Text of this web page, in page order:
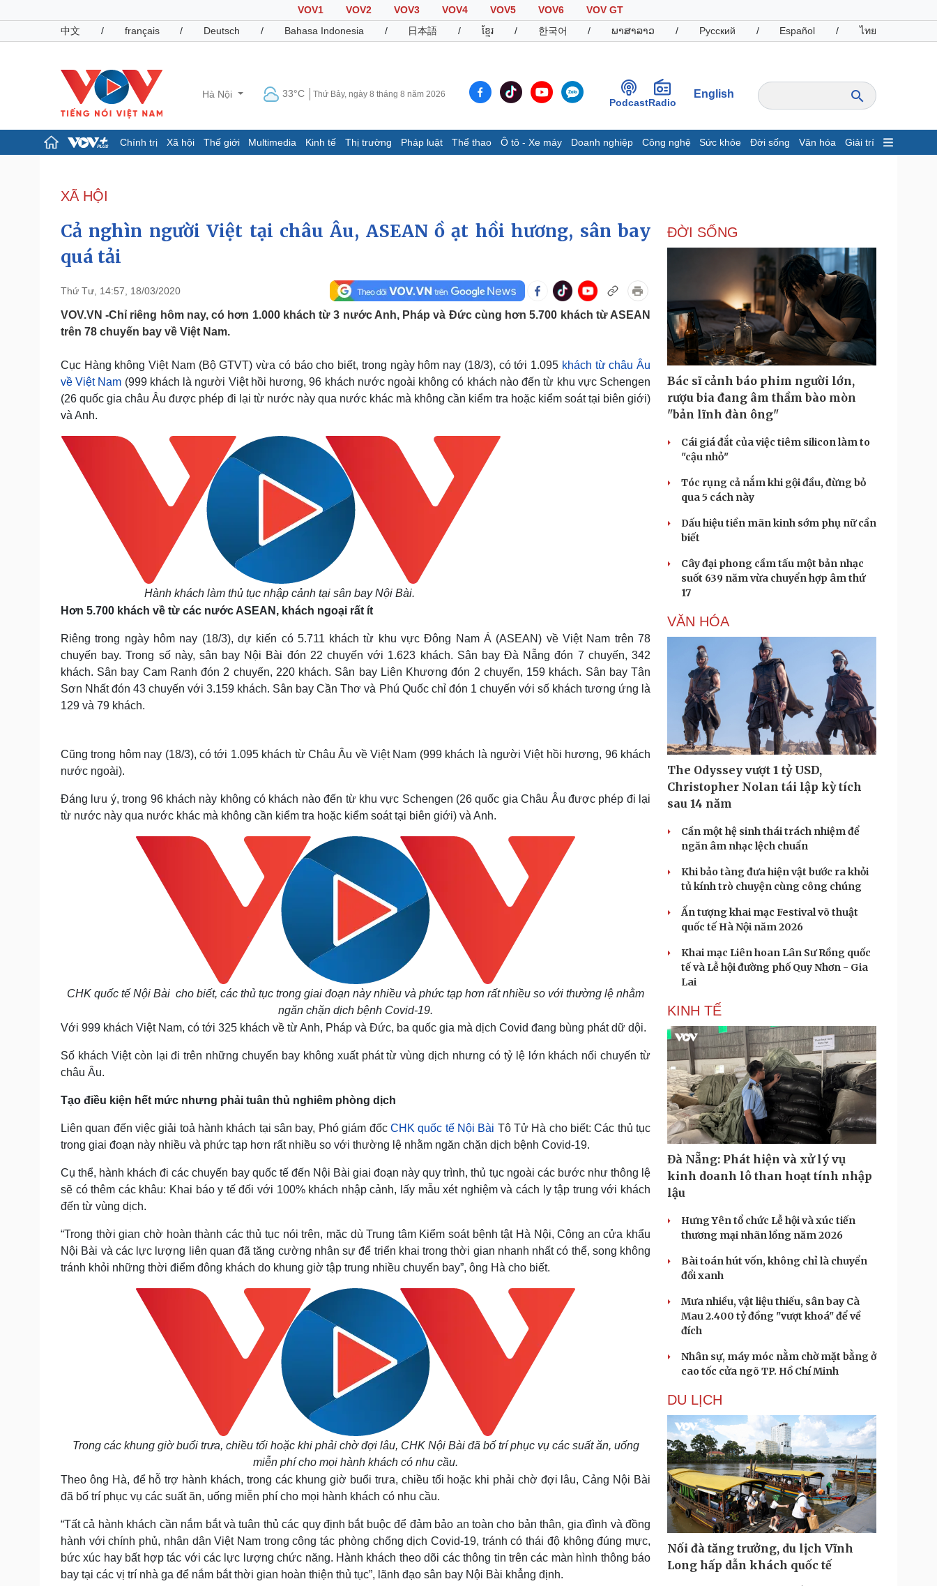
VOV1 VOV2 VOV3 VOV4 VOV5 VOV6
VOV GT
中文
/ français / Deutsch / Bahasa Indonesia / 日本語 / ខ្មែរ / 한국어 / ພາສາລາວ / Русский / Español / ไทย
Hà Nội 33°C Thứ Bảy, ngày 8 tháng 8 năm 2026
PodcastRadio
English
Chính trị Xã hội Thế giới Multimedia Kinh tế Thị trường Pháp luật Thể thao Ô tô - Xe máy Doanh nghiệp Công nghệ Sức khỏe Đời sống Văn hóa Giải trí
Đảng
Tổ chức nhân sự
Quốc hội
Nhận diện sự thật
Dấu ấn VOV
E-Magazine
Infographic
Giá cà phê
Pháp luật
Tin nóng
Tư vấn luật
Việt Nam
Phân tích
Thể thao
Lịch thi đấu bóng đá
Hậu trường
Ô tô - Xe máy
Xe máy
Doanh nghiệp
Thông tin doanh nghiệp
Doanh nghiệp 24h
Doanh nhân
Vì cộng đồng
Công nghệ
Sành điệu
Tin Công nghệ
Trải nghiệm
Chuyển đổi số
Sức khỏe
Dinh dưỡng - món ngon
Cây thuốc
Sản phụ khoa
Nhi khoa
Nam khoa
Làm đẹp - giảm cân
Phòng mạch online
Ăn sạch sống khỏe
Đời sống
Nhà đẹp
Tình yêu - Gia đình
Văn hóa
Âm nhạc
Giải trí
Sao Việt
Du lịch
Tư vấn
Podcast
Đọc truyện đêm khuya
Cửa sổ tình yêu
Kể chuyện cho bé
XÃ HỘI
Cả nghìn người Việt tại châu Âu, ASEAN ồ ạt hồi hương, sân bay
quá tải
Thứ Tư, 14:57, 18/03/2020
VOV.VN -Chỉ riêng hôm nay, có hơn 1.000 khách từ 3 nước Anh, Pháp và Đức cùng hơn 5.700 khách từ ASEAN
trên 78 chuyến bay về Việt Nam.
Cục Hàng không Việt Nam (Bộ GTVT) vừa có báo cho biết, trong ngày hôm nay (18/3), có tới 1.095 khách từ châu Âu
về Việt Nam (999 khách là người Việt hồi hương, 96 khách nước ngoài không có khách nào đến từ khu vực Schengen
(26 quốc gia châu Âu được phép đi lại từ nước này qua nước khác mà không cần kiểm tra hoặc kiểm soát tại biên giới)
và Anh.
Hành khách làm thủ tục nhập cảnh tại sân bay Nội Bài.
Hơn 5.700 khách về từ các nước ASEAN, khách ngoại rất ít
Riêng trong ngày hôm nay (18/3), dự kiến có 5.711 khách từ khu vực Đông Nam Á (ASEAN) về Việt Nam trên 78
chuyến bay. Trong số này, sân bay Nội Bài đón 22 chuyến với 1.623 khách. Sân bay Đà Nẵng đón 7 chuyến, 342
khách. Sân bay Cam Ranh đón 2 chuyến, 220 khách. Sân bay Liên Khương đón 2 chuyến, 159 khách. Sân bay Tân
Sơn Nhất đón 43 chuyến với 3.159 khách. Sân bay Cần Thơ và Phú Quốc chỉ đón 1 chuyến với số khách tương ứng là
129 và 79 khách.
Cũng trong hôm nay (18/3), có tới 1.095 khách từ Châu Âu về Việt Nam (999 khách là người Việt hồi hương, 96 khách
nước ngoài).
Đáng lưu ý, trong 96 khách này không có khách nào đến từ khu vực Schengen (26 quốc gia Châu Âu được phép đi lại
từ nước này qua nước khác mà không cần kiểm tra hoặc kiểm soát tại biên giới) và Anh.
CHK quốc tế Nội Bài cho biết, các thủ tục trong giai đoạn này nhiều và phức tạp hơn rất nhiều so với thường lệ nhằm
ngăn chặn dịch bệnh Covid-19.
Với 999 khách Việt Nam, có tới 325 khách về từ Anh, Pháp và Đức, ba quốc gia mà dịch Covid đang bùng phát dữ dội.
Số khách Việt còn lại đi trên những chuyến bay không xuất phát từ vùng dịch nhưng có tỷ lệ lớn khách nối chuyến từ
châu Âu.
Tạo điều kiện hết mức nhưng phải tuân thủ nghiêm phòng dịch
Liên quan đến việc giải toả hành khách tại sân bay, Phó giám đốc CHK quốc tế Nội Bài Tô Tử Hà cho biết: Các thủ tục
trong giai đoạn này nhiều và phức tạp hơn rất nhiều so với thường lệ nhằm ngăn chặn dịch bệnh Covid-19.
Cụ thể, hành khách đi các chuyến bay quốc tế đến Nội Bài giai đoạn này quy trình, thủ tục ngoài các bước như thông lệ
sẽ có thêm các khâu: Khai báo y tế đối với 100% khách nhập cảnh, lấy mẫu xét nghiệm và cách ly tập trung với khách
đến từ vùng dịch.
“Trong thời gian chờ hoàn thành các thủ tục nói trên, mặc dù Trung tâm Kiểm soát bệnh tật Hà Nội, Công an cửa khẩu
Nội Bài và các lực lượng liên quan đã tăng cường nhân sự để triển khai trong thời gian nhanh nhất có thể, song không
tránh khỏi những thời điểm đông khách do khung giờ tập trung nhiều chuyến bay”, ông Hà cho biết.
Trong các khung giờ buổi trưa, chiều tối hoặc khi phải chờ đợi lâu, CHK Nội Bài đã bố trí phục vụ các suất ăn, uống
miễn phí cho mọi hành khách có nhu cầu.
Theo ông Hà, để hỗ trợ hành khách, trong các khung giờ buổi trưa, chiều tối hoặc khi phải chờ đợi lâu, Cảng Nội Bài
đã bố trí phục vụ các suất ăn, uống miễn phí cho mọi hành khách có nhu cầu.
“Tất cả hành khách cần nắm bắt và tuân thủ các quy định bắt buộc để đảm bảo an toàn cho bản thân, gia đình và đồng
hành với chính phủ, nhân dân Việt Nam trong công tác phòng chống dịch Covid-19, tránh có thái độ không đúng mực,
bức xúc hay bất hợp tác với các lực lượng chức năng. Hành khách theo dõi các thông tin trên các màn hình thông báo
bay tại các vị trí nhà ga để nắm bắt thời gian hoàn thiện thủ tục”, lãnh đạo sân bay Nội Bài khẳng định.
ĐỜI SỐNG
Bác sĩ cảnh báo phim người lớn,
rượu bia đang âm thầm bào mòn
"bản lĩnh đàn ông"
Cái giá đắt của việc tiêm silicon làm to
"cậu nhỏ"
Tóc rụng cả nắm khi gội đầu, đừng bỏ
qua 5 cách này
Dấu hiệu tiền mãn kinh sớm phụ nữ cần
biết
Cây đại phong cầm tấu một bản nhạc
suốt 639 năm vừa chuyển hợp âm thứ
17
VĂN HÓA
The Odyssey vượt 1 tỷ USD,
Christopher Nolan tái lập kỳ tích
sau 14 năm
Cần một hệ sinh thái trách nhiệm để
ngăn âm nhạc lệch chuẩn
Khi bảo tàng đưa hiện vật bước ra khỏi
tủ kính trò chuyện cùng công chúng
Ấn tượng khai mạc Festival võ thuật
quốc tế Hà Nội năm 2026
Khai mạc Liên hoan Lân Sư Rồng quốc
tế và Lễ hội đường phố Quy Nhơn - Gia
Lai
KINH TẾ
Đà Nẵng: Phát hiện và xử lý vụ
kinh doanh lô than hoạt tính nhập
lậu
Hưng Yên tổ chức Lễ hội và xúc tiến
thương mại nhãn lồng năm 2026
Bài toán hút vốn, không chỉ là chuyển
đổi xanh
Mưa nhiều, vật liệu thiếu, sân bay Cà
Mau 2.400 tỷ đồng "vượt khoá" để về
đích
Nhân sự, máy móc nằm chờ mặt bằng ở
cao tốc cửa ngõ TP. Hồ Chí Minh
DU LỊCH
Nối đà tăng trưởng, du lịch Vĩnh
Long hấp dẫn khách quốc tế